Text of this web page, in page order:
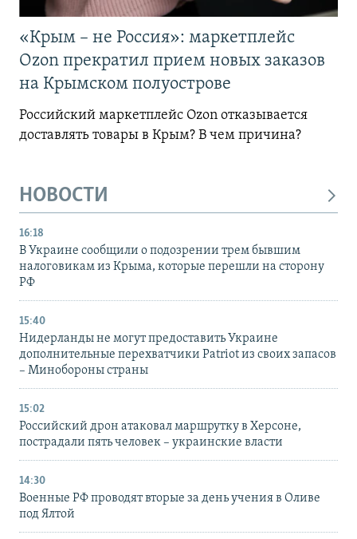
«Крым – не Россия»: маркетплейс
Ozon прекратил прием новых заказов
на Крымском полуострове
Российский маркетплейс Ozon отказывается
доставлять товары в Крым? В чем причина?
НОВОСТИ
16:18
В Украине сообщили о подозрении трем бывшим
налоговикам из Крыма, которые перешли на сторону
РФ
15:40
Нидерланды не могут предоставить Украине
дополнительные перехватчики Patriot из своих запасов
– Минобороны страны
15:02
Российский дрон атаковал маршрутку в Херсоне,
пострадали пять человек – украинские власти
14:30
Военные РФ проводят вторые за день учения в Оливе
под Ялтой